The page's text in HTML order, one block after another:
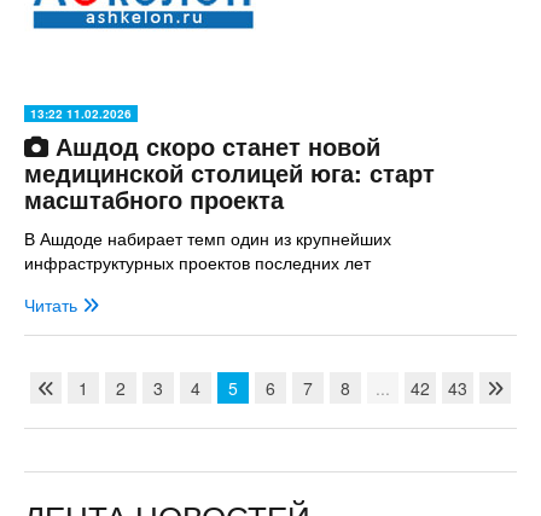
13:22 11.02.2026
Ашдод скоро станет новой
медицинской столицей юга: старт
масштабного проекта
В Ашдоде набирает темп один из крупнейших
инфраструктурных проектов последних лет
Читать
1 2 3 4 5 6 7 8 ... 42 43